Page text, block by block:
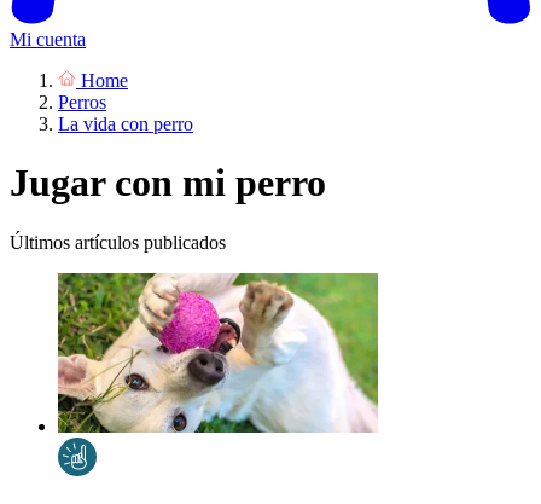
Mi cuenta
Home
Perros
La vida con perro
Jugar con mi perro
Últimos artículos publicados